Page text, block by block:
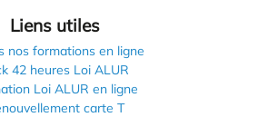
Liens utiles
nos formations en ligne
42 heures Loi ALUR
Loi ALUR en ligne
carte T